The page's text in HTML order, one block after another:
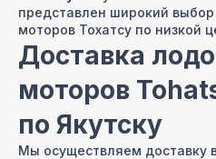
представлен широкий
моторов Тохатсу по низкой
Доставка
моторов
по Якутску
Мы осуществляем доставку